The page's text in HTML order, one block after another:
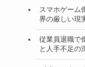
スマホゲーム
界の厳しい現
従業員退職で
と人手不足の